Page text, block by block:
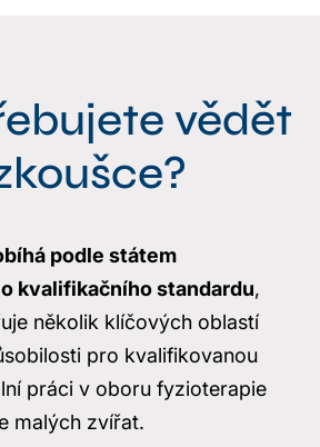
vědět
podle státem
kvalifikačního standardu,
několik klíčových oblastí
pro kvalifikovanou
práci v oboru fyzioterapie
malých zvířat.